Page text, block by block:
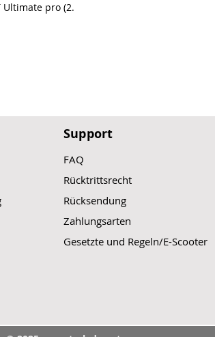
Ultimate pro (2.
Support
FAQ
Rücktrittsrecht
Rücksendung
Zahlungsarten
Gesetzte und Regeln/E-Scooter